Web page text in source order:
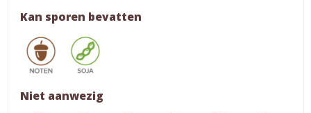
Kan sporen bevatten
Niet aanwezig